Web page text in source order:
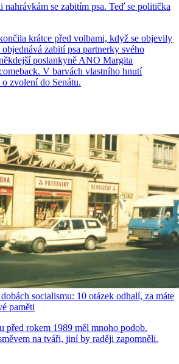
se zabitím psa. Teď se politička
krátce před volbami, když se objevily
zabití psa partnerky svého
poslankyně ANO Margita
V barvách vlastního hnutí
zvolení do Senátu.
socialismu: 10 otázek odhalí, za máte
paměti
před rokem 1989 měl mnoho podob.
na tváři, jiní by raději zapomněli.